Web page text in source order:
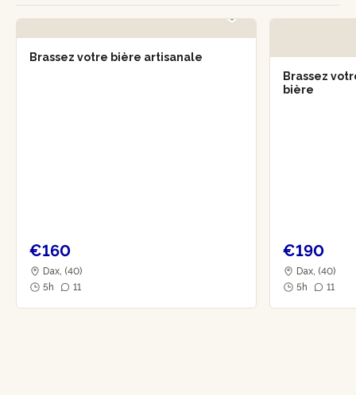
Brassez votre bière artisanale
€160
Dax, (40)
5h
11
Brassez
bière
€190
Dax, (40)
5h
11